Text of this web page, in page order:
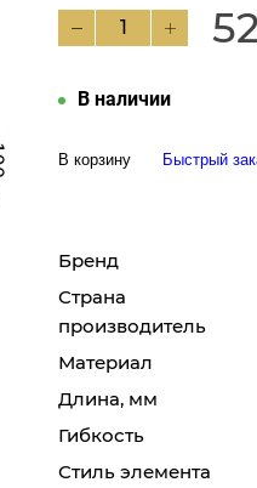
В наличии
В корзину Быстрый
Бренд
Страна
производитель
Материал
Длина, мм
Гибкость
Стиль элемента